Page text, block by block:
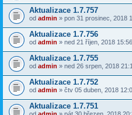
Aktualizace 1.7.757
od admin » pon 31 prosinec, 2018
Aktualizace 1.7.756
od admin » ned 21 říjen, 2018
Aktualizace 1.7.755
od admin » ned 26 srpen, 2018
Aktualizace 1.7.752
od admin » čtv 05 duben, 2018
Aktualizace 1.7.751
od admin » pát 30 březen, 2018